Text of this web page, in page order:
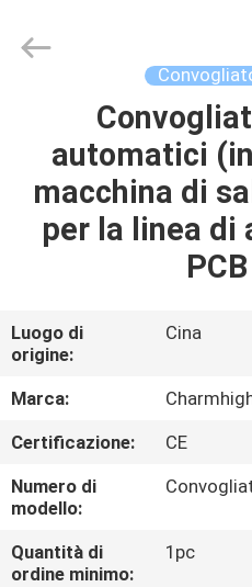
PRODOTTI
VIDEO
SU
DI
NOI
VISITA
ALLA
FABBRICA
CHARMHIGH
automatici
macchina di
per la linea di
Luogo di
origine:
Cina
Marca:
Certificazione:
CE
Numero di
modello:
Quantità di
ordine minimo:
1pc